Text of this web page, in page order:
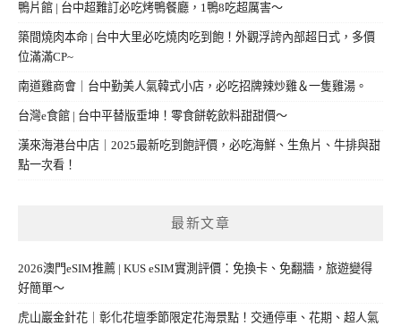
鴨片館 | 台中超難訂必吃烤鴨餐廳，1鴨8吃超厲害～
築間燒肉本命 | 台中大里必吃燒肉吃到飽！外觀浮誇內部超日式，多價
位滿滿CP~
南道雞商會｜台中勤美人氣韓式小店，必吃招牌辣炒雞＆一隻雞湯。
台灣e食館 | 台中平替版垂坤！零食餅乾飲料甜甜價～
漢來海港台中店｜2025最新吃到飽評價，必吃海鮮、生魚片、牛排與甜
點一次看！
最新文章
2026澳門eSIM推薦 | KUS eSIM實測評價：免換卡、免翻牆，旅遊變得
好簡單～
虎山巖金針花｜彰化花壇季節限定花海景點！交通停車、花期、超人氣